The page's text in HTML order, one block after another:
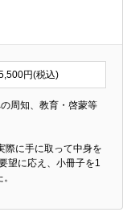
円(税込)
周知、教育・啓蒙等
際に手に取って中身を
望に応え、小冊子を1